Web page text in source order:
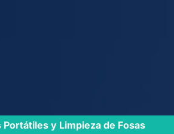
y Limpieza de Fosas